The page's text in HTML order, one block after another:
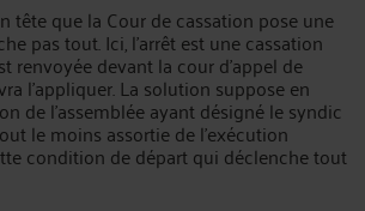
tête que la Cour de cassation pose une
pas tout. Ici, l’arrêt est une cassation
renvoyée devant la cour d’appel de
l’appliquer. La solution suppose en
de l’assemblée ayant désigné le syndic
le moins assortie de l’exécution
condition de départ qui déclenche tout